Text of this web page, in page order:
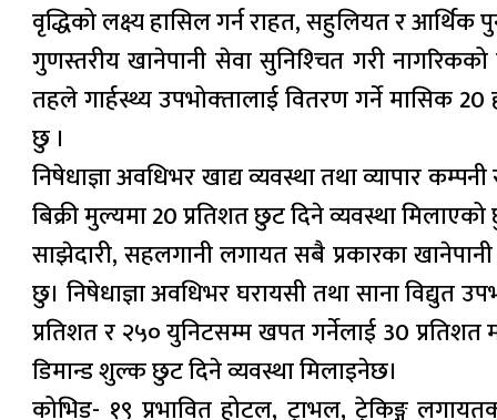
वृद्धिको लक्ष्य हासिल गर्न राहत, सहुलियत र आर्थिक
गुणस्तरीय खानेपानी सेवा सुनिश्‍चित गरी
तहले गार्हस्थ्य उपभोक्‍तालाई वितरण गर्ने मासिक
छु ।
निषेधाज्ञा अवधिभर खाद्य व्यवस्था तथा व्यापार
बिक्री मुल्यमा 20 प्रतिशत छुट दिने व्यवस्था
साझेदारी, सहलगानी लगायत सबै प्रकारका
छु। निषेधाज्ञा अवधिभर घरायसी तथा साना
प्रतिशत र २५० युनिटसम्म खपत गर्नेलाई 30
डिमान्ड शुल्क छुट दिने व्यवस्था मिलाइनेछ।
कोभिड- १९ प्रभावित होटल, ट्राभल, ट्रेकिङ्ग